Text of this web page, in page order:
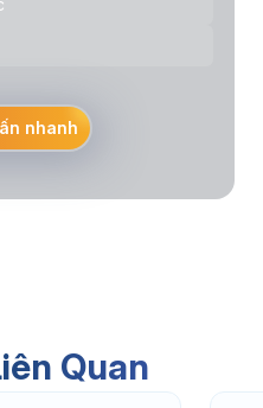
nhanh
Quan